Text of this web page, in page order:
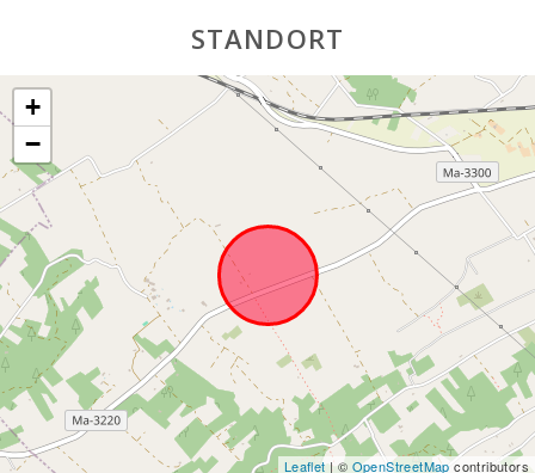
STANDORT
+
−
Leaflet | © OpenStreetMapcontributors